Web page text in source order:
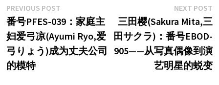
文
章
导
航
PREVIOUS POSTPrevious
post:
番号PFES-039：家庭主
妇爱弓凉(Ayumi Ryo,爱
弓りょう)成为丈夫公司
的模特
NEXT POST
三田樱(Sakura Mita,三
田サクラ)：番号EBOD-
905——从写真偶像到演
艺明星的蜕变